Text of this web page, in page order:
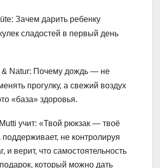
Зачем дарить ребенку
сладостей в первый день
& Natur: Почему дождь — не
прогулку, а свежий воздух
«база» здоровья.
учит: «Твой рюкзак — твоё
не контролируя
и верит, что самостоятельность
который можно дать